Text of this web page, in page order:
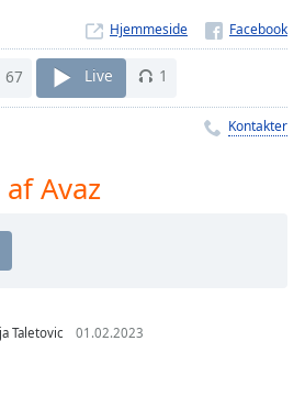
Hjemmeside
67 Live 1
Kontakter
Avaz
Taletovic 01.02.2023